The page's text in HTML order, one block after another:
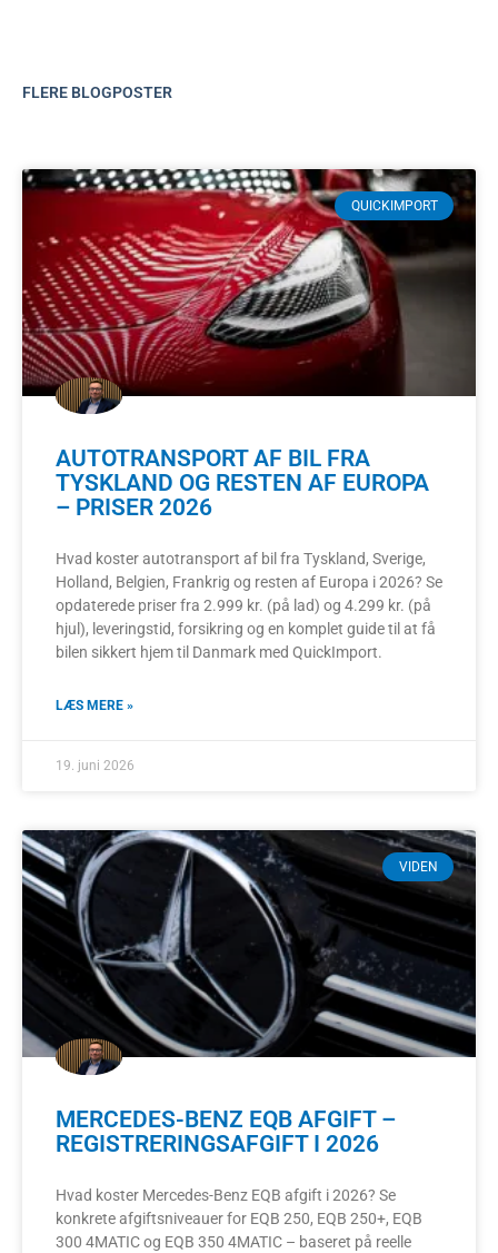
FLERE BLOGPOSTER
QUICKIMPORT
AUTOTRANSPORT AF BIL FRA
TYSKLAND OG RESTEN AF EUROPA
– PRISER 2026
Hvad koster autotransport af bil fra Tyskland, Sverige,
Holland, Belgien, Frankrig og resten af Europa i 2026? Se
opdaterede priser fra 2.999 kr. (på lad) og 4.299 kr. (på
hjul), leveringstid, forsikring og en komplet guide til at få
bilen sikkert hjem til Danmark med QuickImport.
LÆS MERE »
19. juni 2026
VIDEN
MERCEDES-BENZ EQB AFGIFT –
REGISTRERINGSAFGIFT I 2026
Hvad koster Mercedes-Benz EQB afgift i 2026? Se
konkrete afgiftsniveauer for EQB 250, EQB 250+, EQB
300 4MATIC og EQB 350 4MATIC – baseret på reelle